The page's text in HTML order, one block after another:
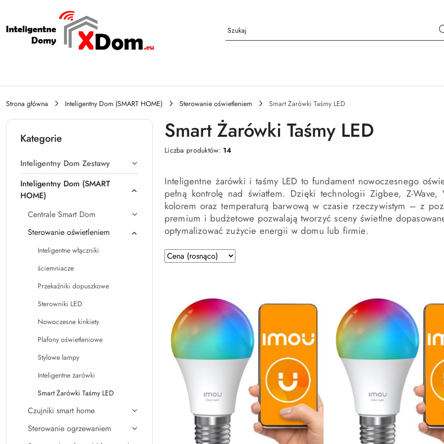
Przejdź do treści głównej
Przejdź do wyszukiwarki
Przejdź do moje konto
Przejdź do menu głównego
Przejdź do stopki
Strona główna Inteligentny Dom (SMART HOME) Sterowanie oświetleniem Smart Żarówki Taśmy LED
Kategorie
Inteligentny Dom Zestawy
Inteligentny Dom (SMART
HOME)
Centrale Smart Dom
Sterowanie oświetleniem
Inteligentne włączniki
ściemniacze
Przekaźniki dopuszkowe
Sterowniki LED
Nowoczesne kinkiety
Plafony oświetleniowe
Stylowe lampy
Inteligentne żarówki
Smart Żarówki Taśmy LED
Czujniki smart home
Sterowanie ogrzewaniem
Smart Żarówki Taśmy LED
Liczba produktów: 14
Inteligentne żarówki i taśmy LED to fundament nowoczesnego
pełną kontrolę nad światłem. Dzięki technologii Zigbee, Z-
kolorem oraz temperaturą barwową w czasie rzeczywistym – z
premium i budżetowe pozwalają tworzyć sceny świetlne
optymalizować zużycie energii w domu lub firmie.
Zastosowano
sortowanie:
Sortuj
według